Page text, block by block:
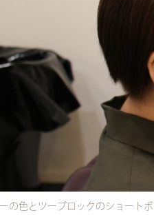
の色とツーブロックのショート